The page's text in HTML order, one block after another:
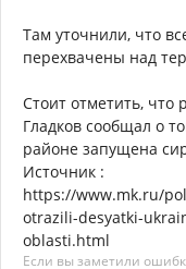
Там уточнили, что
перехвачены над
Стоит отметить, что
Гладков сообщал о
районе запущена
Источник :
https://www.mk.ru/
otrazili-desyatki-
oblasti.html
Если вы заметили